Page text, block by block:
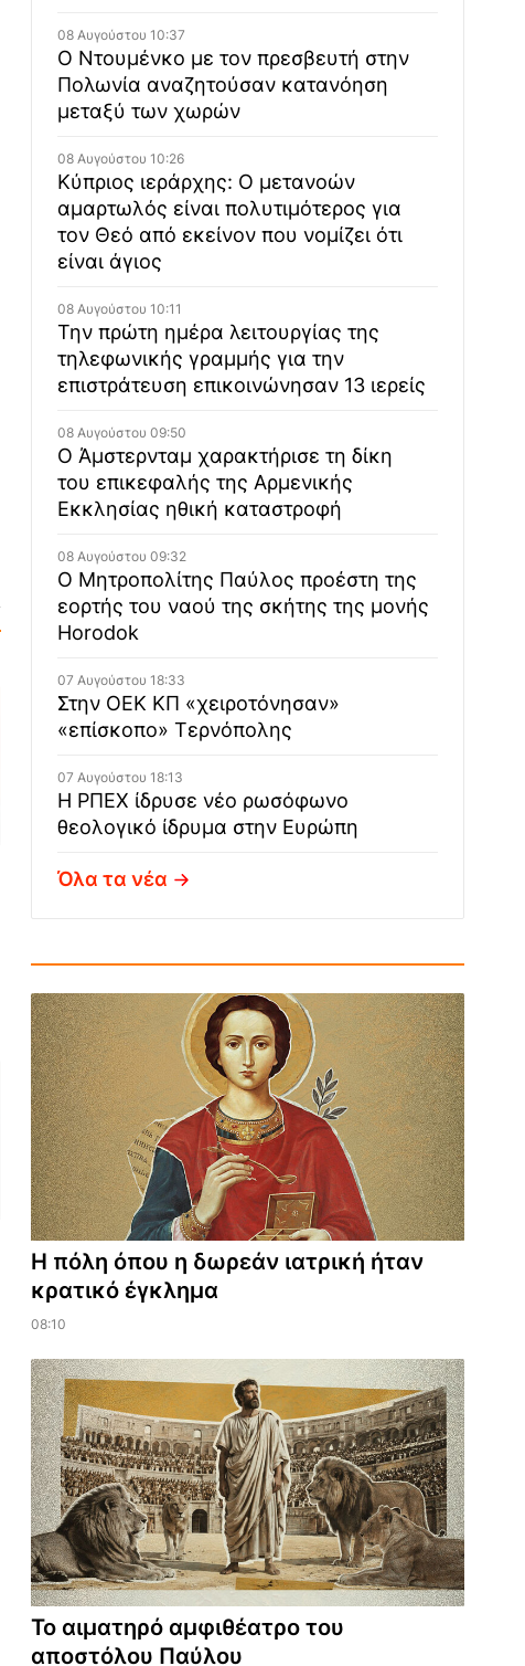
08 Αυγούστου 10:37
Ο Ντουμένκο με τον πρεσβευτή στην
Πολωνία αναζητούσαν κατανόηση
μεταξύ των χωρών
08 Αυγούστου 10:26
Κύπριος ιεράρχης: Ο μετανοών
αμαρτωλός είναι πολυτιμότερος για
τον Θεό από εκείνον που νομίζει ότι
είναι άγιος
08 Αυγούστου 10:11
Την πρώτη ημέρα λειτουργίας της
τηλεφωνικής γραμμής για την
επιστράτευση επικοινώνησαν 13 ιερείς
08 Αυγούστου 09:50
Ο Άμστερνταμ χαρακτήρισε τη δίκη
του επικεφαλής της Αρμενικής
Εκκλησίας ηθική καταστροφή
08 Αυγούστου 09:32
Ο Μητροπολίτης Παύλος προέστη της
εορτής του ναού της σκήτης της μονής
Horodok
07 Αυγούστου 18:33
Στην ΟΕΚ ΚΠ «χειροτόνησαν»
«επίσκοπο» Τερνόπολης
07 Αυγούστου 18:13
Η ΡΠΕΧ ίδρυσε νέο ρωσόφωνο
θεολογικό ίδρυμα στην Ευρώπη
Όλα τα νέα
Η πόλη όπου η δωρεάν ιατρική ήταν
κρατικό έγκλημα
08:10
​Το αιματηρό αμφιθέατρο του
αποστόλου Παύλου